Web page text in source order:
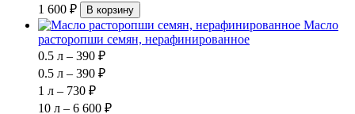
1 600 ₽
В корзину
Масло
расторопши семян, нерафинированное
0.5 л – 390 ₽
0.5 л – 390 ₽
1 л – 730 ₽
10 л – 6 600 ₽